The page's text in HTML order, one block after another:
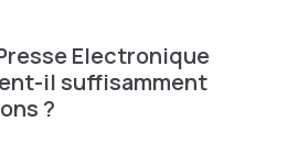
Electronique
il suffisamment
?